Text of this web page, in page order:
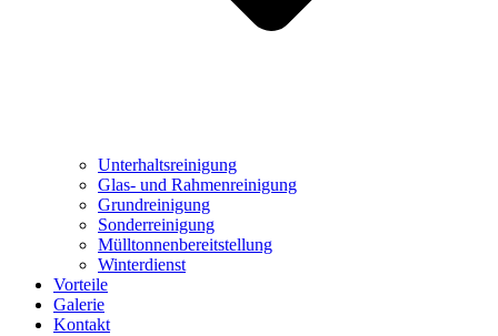
Unterhaltsreinigung
Glas- und Rahmenreinigung
Grundreinigung
Sonderreinigung
Mülltonnenbereitstellung
Winterdienst
Vorteile
Galerie
Kontakt